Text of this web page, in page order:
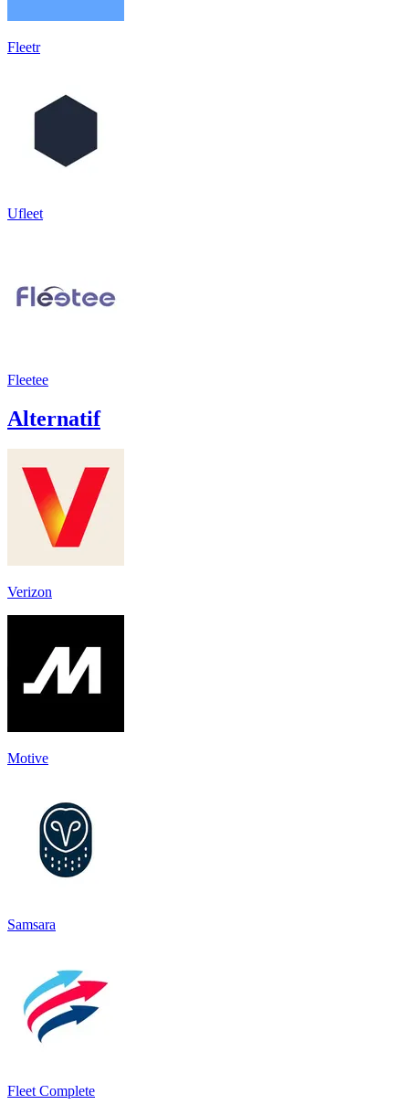
Fleetr
Ufleet
Fleetee
Alternatif
Verizon
Motive
Samsara
Fleet Complete